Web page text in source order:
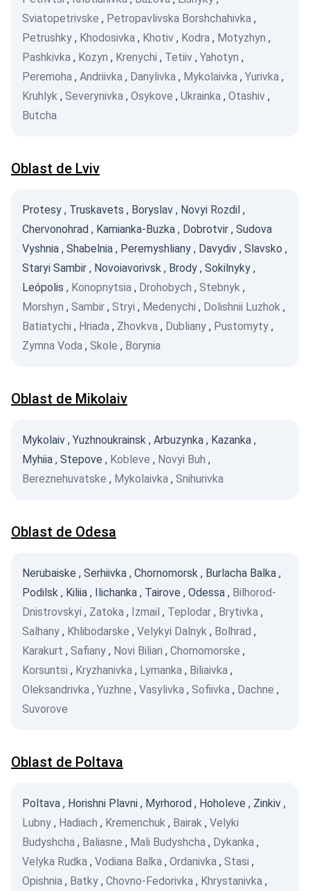
Sviatopetrivske , Petropavlivska Borshchahivka ,
Petrushky , Khodosivka , Khotiv , Kodra , Motyzhyn ,
Pashkivka , Kozyn , Krenychi , Tetiiv , Yahotyn ,
Peremoha , Andriivka , Danylivka , Mykolaivka , Yurivka ,
Kruhlyk , Severynivka , Osykove , Ukrainka , Otashiv ,
Butcha
Oblast de Lviv
Protesy , Truskavets , Boryslav , Novyi Rozdil ,
Chervonohrad , Kamianka-Buzka , Dobrotvir , Sudova
Vyshnia , Shabelnia , Peremyshliany , Davydiv , Slavsko ,
Staryi Sambir , Novoiavorivsk , Brody , Sokilnyky ,
Leópolis , Konopnytsia , Drohobych , Stebnyk ,
Morshyn , Sambir , Stryi , Medenychi , Dolishnii Luzhok ,
Batiatychi , Hriada , Zhovkva , Dubliany , Pustomyty ,
Zymna Voda , Skole , Borynia
Oblast de Mikolaiv
Mykolaiv , Yuzhnoukrainsk , Arbuzynka , Kazanka ,
Myhiia , Stepove , Kobleve , Novyi Buh ,
Bereznehuvatske , Mykolaivka , Snihurivka
Oblast de Odesa
Nerubaiske , Serhiivka , Chornomorsk , Burlacha Balka ,
Podilsk , Kiliia , Ilichanka , Tairove , Odessa , Bilhorod-
Dnistrovskyi , Zatoka , Izmail , Teplodar , Brytivka ,
Salhany , Khlibodarske , Velykyi Dalnyk , Bolhrad ,
Karakurt , Safiany , Novi Biliari , Chornomorske ,
Korsuntsi , Kryzhanivka , Lymanka , Biliaivka ,
Oleksandrivka , Yuzhne , Vasylivka , Sofiivka , Dachne ,
Suvorove
Oblast de Poltava
Poltava , Horishni Plavni , Myrhorod , Hoholeve , Zinkiv ,
Lubny , Hadiach , Kremenchuk , Bairak , Velyki
Budyshcha , Baliasne , Mali Budyshcha , Dykanka ,
Velyka Rudka , Vodiana Balka , Ordanivka , Stasi ,
Opishnia , Batky , Chovno-Fedorivka , Khrystanivka ,